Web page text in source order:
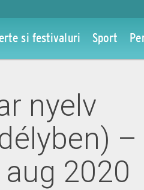
si festivaluri Sport
nyelv
–
2020